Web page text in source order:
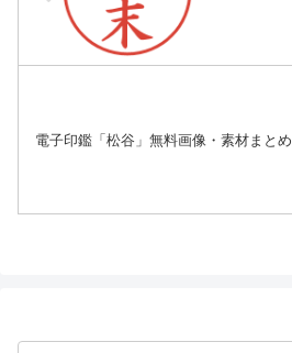
電子印鑑「松谷」無料画像・素材まとめ